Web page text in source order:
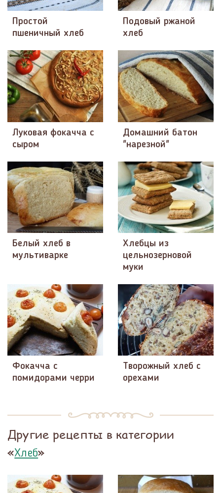
Простой
пшеничный хлеб
Подовый ржаной
хлеб
Луковая фокачча с
сыром
Домашний батон
"нарезной"
Белый хлеб в
мультиварке
Хлебцы из
цельнозерновой
муки
Фокачча с
помидорами черри
Творожный хлеб с
орехами
Другие рецепты в категории
«Хлеб»